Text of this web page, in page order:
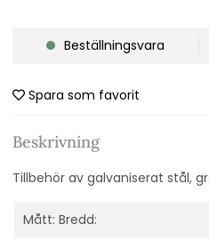
Beställningsvara
Spara som favorit
Beskrivning
Tillbehör av galvaniserat stål,
Mått: Bredd: